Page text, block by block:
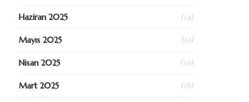
Haziran 2025 (14)
Mayıs 2025 (17)
Nisan 2025 (10)
Mart 2025 (16)